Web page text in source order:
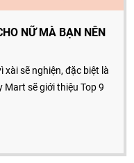
NỮ MÀ BẠN NÊN
xài sẽ nghiện, đặc biệt là
Mart sẽ giới thiệu Top 9